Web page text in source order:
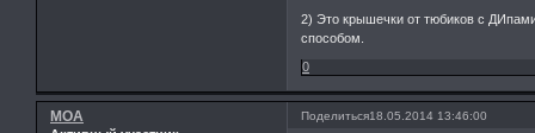
2) Это крышечки от тюбиков с
способом.
0
Поделиться18.05.2014 13:46:00
MOA